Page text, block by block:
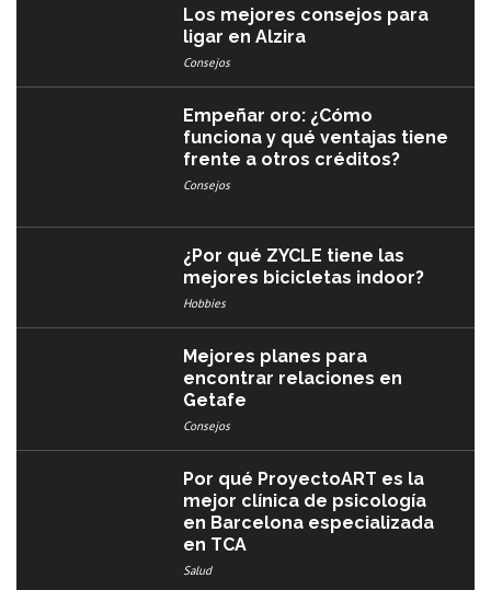
Los mejores consejos para
ligar en Alzira
Consejos
Empeñar oro: ¿Cómo
funciona y qué ventajas tiene
frente a otros créditos?
Consejos
¿Por qué ZYCLE tiene las
mejores bicicletas indoor?
Hobbies
Mejores planes para
encontrar relaciones en
Getafe
Consejos
Por qué ProyectoART es la
mejor clínica de psicología
en Barcelona especializada
en TCA
Salud